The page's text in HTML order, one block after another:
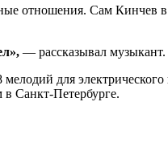
отношения. Сам Кинчев
— рассказывал музыкант.
для
Санкт-Петербурге.